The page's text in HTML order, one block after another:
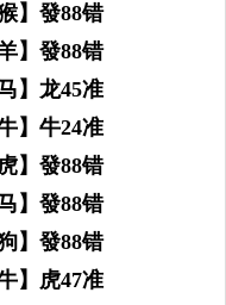
】發88错
】發88错
】龙45准
】牛24准
】發88错
】發88错
】發88错
】虎47准